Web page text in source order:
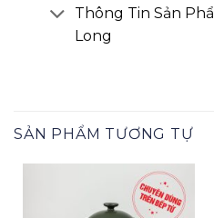
Thông Tin Sản
Long
SẢN PHẨM TƯƠNG TỰ